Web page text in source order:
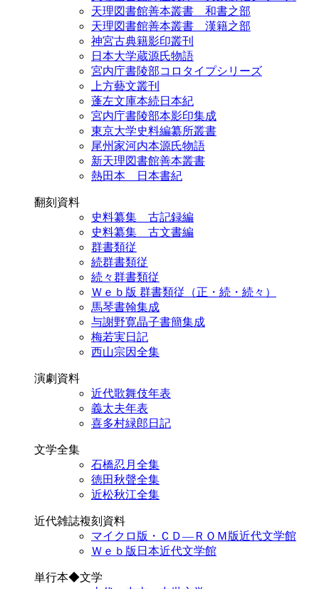
天理図書館善本叢書 和書之部
天理図書館善本叢書 漢籍之部
神宮古典籍影印叢刊
日本大学蔵源氏物語
宮内庁書陵部コロタイプシリーズ
上方藝文叢刊
蓬左文庫本続日本紀
宮内庁書陵部本影印集成
東京大学史料編纂所叢書
尾州家河内本源氏物語
新天理図書館善本叢書
熱田本 日本書紀
翻刻資料
史料纂集 古記録編
史料纂集 古文書編
群書類従
続群書類従
続々群書類従
Ｗｅｂ版 群書類従（正・続・続々）
馬琴書翰集成
与謝野寛晶子書簡集成
梅若実日記
西山宗因全集
演劇資料
近代歌舞伎年表
義太夫年表
喜多村緑郎日記
文学全集
石橋忍月全集
徳田秋聲全集
近松秋江全集
近代雑誌複刻資料
マイクロ版・ＣＤ―ＲＯＭ版近代文学館
Ｗｅｂ版日本近代文学館
単行本◆文学